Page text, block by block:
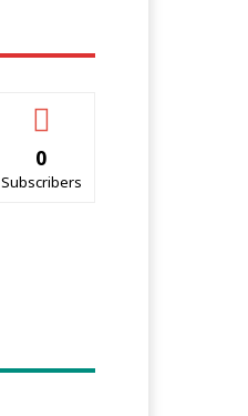
0
Subscribers